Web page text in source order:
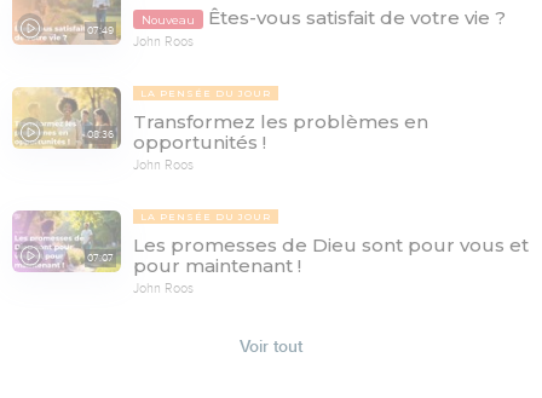
07:49
Nouveau Êtes-vous satisfait de votre vie ?
John Roos
08:36
LA PENSÉE DU JOUR
Transformez les problèmes en
opportunités !
John Roos
07:07
LA PENSÉE DU JOUR
Les promesses de Dieu sont pour vous et
pour maintenant !
John Roos
Voir tout